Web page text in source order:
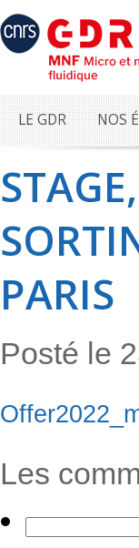
LE GDR NOS
PARIS
Posté le
Les